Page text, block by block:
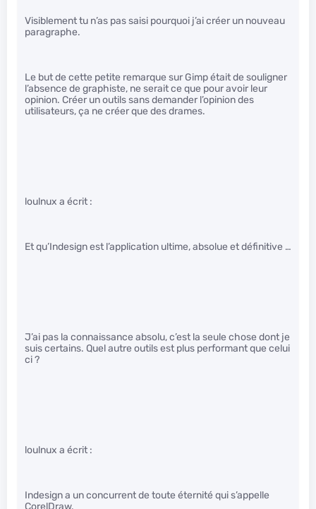
Visiblement tu n’as pas saisi pourquoi j’ai créer un nouveau
paragraphe.
Le but de cette petite remarque sur Gimp était de souligner
l’absence de graphiste, ne serait ce que pour avoir leur
opinion. Créer un outils sans demander l’opinion des
utilisateurs, ça ne créer que des drames.
loulnux a écrit :
Et qu’Indesign est l’application ultime, absolue et définitive …
J’ai pas la connaissance absolu, c’est la seule chose dont je
suis certains. Quel autre outils est plus performant que celui
ci ?
loulnux a écrit :
Indesign a un concurrent de toute éternité qui s’appelle